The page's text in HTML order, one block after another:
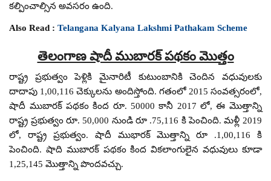
కల్పించాల్సిన అవసరం ఉంది.
Also Read :Telangana Kalyana Lakshmi Pathakam Scheme
తెలంగాణ షాదీ ముబారక్ పథకం మొత్తం
రాష్ట్ర ప్రభుత్వం పెళ్లికి మైనారిటీ కుటుంబానికి చెందిన వధువులకు
దాదాపు 1,00,116 చెక్కులను అందిస్తోంది. గతంలో 2015 సంవత్సరంలో,
షాదీ ముబారక్ పథకం కింద రూ. 50000 కానీ 2017 లో, ఈ మొత్తాన్ని
రాష్ట్ర ప్రభుత్వం రూ. 50,000 నుండి రూ .75,116 కి పెంచింది. మళ్లీ 2019
లో, రాష్ట్ర ప్రభుత్వం. షాదీ ముభారక్ మొత్తాన్ని రూ .1,00,116 కి
పెంచింది. షాది ముబారక్ పథకం కింద వికలాంగులైన వధువులు కూడా
1,25,145 మొత్తాన్ని పొందవచ్చు.